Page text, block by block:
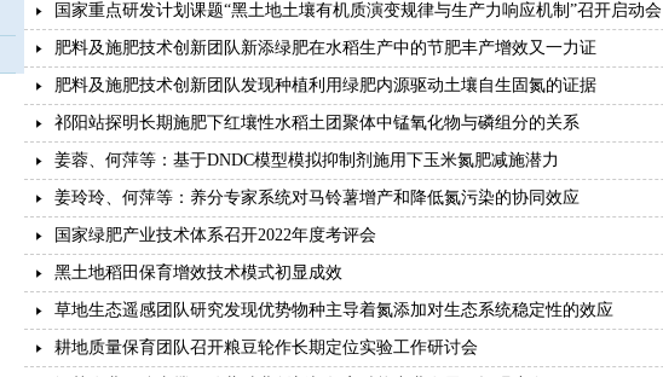
国家重点研发计划课题“黑土地土壤有机质演变规律与生产力响应机制”召开启动会
肥料及施肥技术创新团队新添绿肥在水稻生产中的节肥丰产增效又一力证
肥料及施肥技术创新团队发现种植利用绿肥内源驱动土壤自生固氮的证据
祁阳站探明长期施肥下红壤性水稻土团聚体中锰氧化物与磷组分的关系
姜蓉、何萍等：基于DNDC模型模拟抑制剂施用下玉米氮肥减施潜力
姜玲玲、何萍等：养分专家系统对马铃薯增产和降低氮污染的协同效应
国家绿肥产业技术体系召开2022年度考评会
黑土地稻田保育增效技术模式初显成效
草地生态遥感团队研究发现优势物种主导着氮添加对生态系统稳定性的效应
耕地质量保育团队召开粮豆轮作长期定位实验工作研讨会